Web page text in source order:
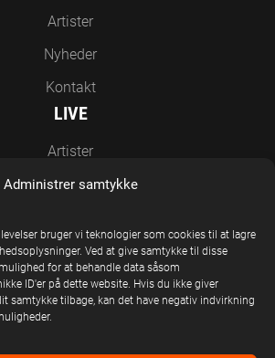
Administrer samtykke
bruger vi teknologier som cookies til at lagre
Ved at give samtykke til disse
for at behandle data såsom
ID'er på dette website. Hvis du ikke giver
samtykke tilbage, kan det have negativ indvirkning
Artister
Nyheder
Kontakt
LIVE
Artister
Nyheder
UNITED STAGE GROUP